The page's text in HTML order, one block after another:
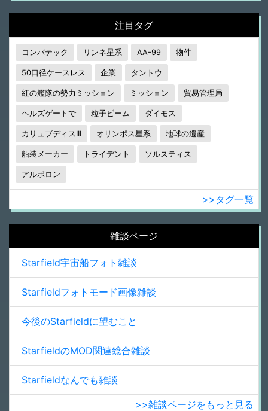
注目タグ
コンバテック リンネ星系 AA-99 物件
50口径ケースレス 企業 タントウ
紅の艦隊の勢力ミッション ミッション 貿易管理局
ヘルズゲートで 粒子ビーム ダイモス
カリュブディスIII オリンポス星系 地球の遺産
船装メーカー トライデント ソルスティス
アルボロン
>>タグ一覧
雑談ページ
Starfield宇宙船フォト雑談
Starfieldフォトモード画像雑談
今後のStarfieldに望むこと
StarfieldのMOD関連総合雑談
Starfieldなんでも雑談
>>雑談ページをもっと見る